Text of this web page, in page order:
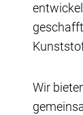
Wir